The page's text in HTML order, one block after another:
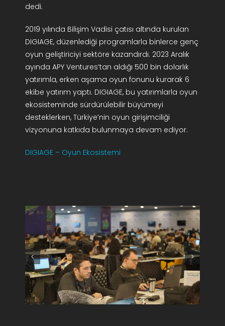
dedi.
2019 yılında Bilişim Vadisi çatısı altında kurulan
DIGIAGE, düzenlediği programlarla binlerce genç
oyun geliştiriciyi sektöre kazandırdı. 2023 Aralık
ayında APY Ventures’tan aldığı 500 bin dolarlık
yatırımla, erken aşama oyun fonunu kurarak 6
ekibe yatırım yaptı. DIGIAGE, bu yatırımlarla oyun
ekosisteminde sürdürülebilir büyümeyi
desteklerken, Türkiye’nin oyun girişimciliği
vizyonuna katkıda bulunmaya devam ediyor.
DIGIAGE – Oyun Ekosistemi